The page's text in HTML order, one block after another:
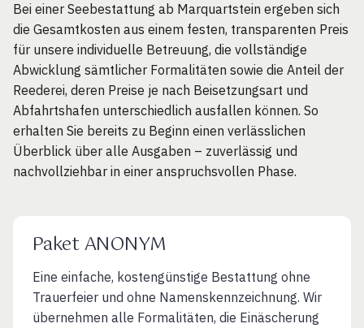
Bei einer Seebestattung ab Marquartstein ergeben sich
die Gesamtkosten aus einem festen, transparenten Preis
für unsere individuelle Betreuung, die vollständige
Abwicklung sämtlicher Formalitäten sowie die Anteil der
Reederei, deren Preise je nach Beisetzungsart und
Abfahrtshafen unterschiedlich ausfallen können. So
erhalten Sie bereits zu Beginn einen verlässlichen
Überblick über alle Ausgaben – zuverlässig und
nachvollziehbar in einer anspruchsvollen Phase.
Paket ANONYM
Eine einfache, kostengünstige Bestattung ohne
Trauerfeier und ohne Namenskennzeichnung. Wir
übernehmen alle Formalitäten, die Einäscherung